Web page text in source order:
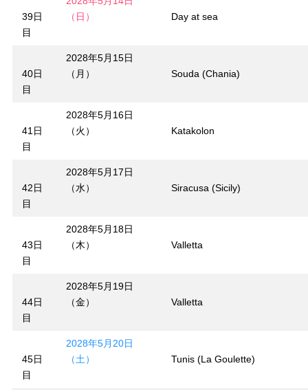
39日
目
（日）
Day at sea
40日
目
2028年5月15日
（月）
Souda (Chania)
41日
目
2028年5月16日
（火）
Katakolon
42日
目
2028年5月17日
（水）
Siracusa (Sicily)
43日
目
2028年5月18日
（木）
Valletta
44日
目
2028年5月19日
（金）
Valletta
45日
目
2028年5月20日
（土）
Tunis (La Goulette)